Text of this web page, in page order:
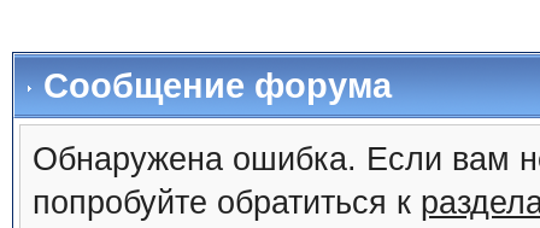
Сообщение форума
Обнаружена ошибка. Если вам
попробуйте обратиться к